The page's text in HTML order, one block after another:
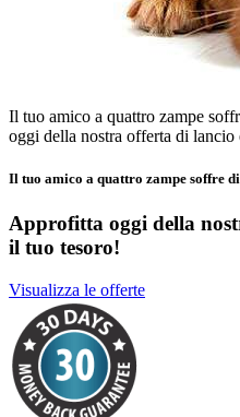
Il tuo amico a quattro zampe
oggi della nostra offerta di lancio
Il tuo amico a quattro zampe soffre
Approfitta oggi della
il tuo tesoro!
Visualizza le offerte